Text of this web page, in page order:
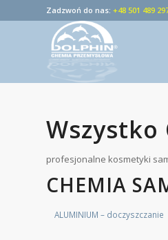
Zadzwoń do nas: +48 501 489
Wszystko
profesjonalne kosmetyki
CHEMIA
ALUMINIUM – doczyszczanie